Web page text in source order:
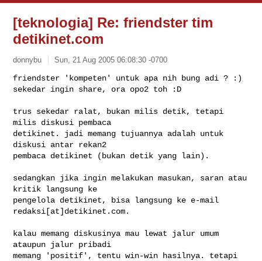
[teknologia] Re: friendster tim
detikinet.com
donnybu Sun, 21 Aug 2005 06:08:30 -0700
friendster 'kompeten' untuk apa nih bung adi ? :)
sekedar ingin share, ora opo2 toh :D
trus sekedar ralat, bukan milis detik, tetapi
milis diskusi pembaca
detikinet. jadi memang tujuannya adalah untuk
diskusi antar rekan2
pembaca detikinet (bukan detik yang lain).
sedangkan jika ingin melakukan masukan, saran atau
kritik langsung ke
pengelola detikinet, bisa langsung ke e-mail
redaksi[at]detikinet.com.
kalau memang diskusinya mau lewat jalur umum
ataupun jalur pribadi
memang 'positif', tentu win-win hasilnya. tetapi